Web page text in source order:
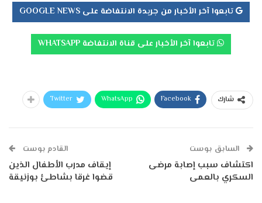
تابعوا آخر الأخبار من جريدة الانتفاضة على GOOGLE NEWS
تابعوا آخر الأخبار على قناة الانتفاضة WHATSAPP
شارك Facebook
WhatsApp
Twitter
السابق بوست
اكتشاف سبب إصابة مرضى
السكري بالعمى
القادم بوست
إيقاف مدرب الأطفال الذين
قضوا غرقا بشاطئ بوزنيقة